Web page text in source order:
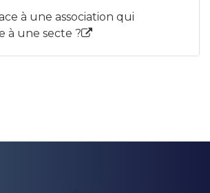
à une association qui
à une secte ?